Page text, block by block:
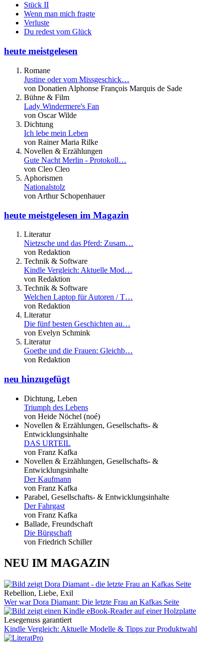
Stück II
Wenn man mich fragte
Verluste
Du redest vom Glück
heute meistgelesen
Romane
Justine oder vom Missgeschick…
von Donatien Alphonse François Marquis de Sade
Bühne & Film
Lady Windermere's Fan
von Oscar Wilde
Dichtung
Ich lebe mein Leben
von Rainer Maria Rilke
Novellen & Erzählungen
Gute Nacht Merlin - Protokoll…
von Cleo Cleo
Aphorismen
Nationalstolz
von Arthur Schopenhauer
heute meistgelesen im Magazin
Literatur
Nietzsche und das Pferd: Zusam…
von Redaktion
Technik & Software
Kindle Vergleich: Aktuelle Mod…
von Redaktion
Technik & Software
Welchen Laptop für Autoren / T…
von Redaktion
Literatur
Die fünf besten Geschichten au…
von Evelyn Schmink
Literatur
Goethe und die Frauen: Gleichb…
von Redaktion
neu hinzugefügt
Dichtung, Leben
Triumph des Lebens
von Heide Nöchel (noé)
Novellen & Erzählungen, Gesellschafts- &
Entwicklungsinhalte
DAS URTEIL
von Franz Kafka
Novellen & Erzählungen, Gesellschafts- &
Entwicklungsinhalte
Der Kaufmann
von Franz Kafka
Parabel, Gesellschafts- & Entwicklungsinhalte
Der Fahrgast
von Franz Kafka
Ballade, Freundschaft
Die Bürgschaft
von Friedrich Schiller
NEU IM MAGAZIN
Rebellion, Liebe, Exil
Wer war Dora Diamant: Die letzte Frau an Kafkas Seite
Lesegenuss garantiert
Kindle Vergleich: Aktuelle Modelle & Tipps zur Produktwahl